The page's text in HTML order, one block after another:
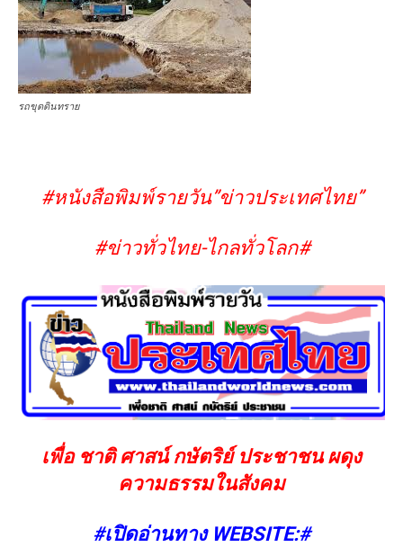
รถขุดดินทราย
#หนังสือพิมพ์รายวัน”ข่าวประเทศไทย”
#ข่าวทั่วไทย-ไกลทั่วโลก#
เพื่อ ชาติ ศาสน์ กษัตริย์ ประชาชน ผดุง
ความธรรมในสังคม
#เปิดอ่านทาง WEBSITE:#